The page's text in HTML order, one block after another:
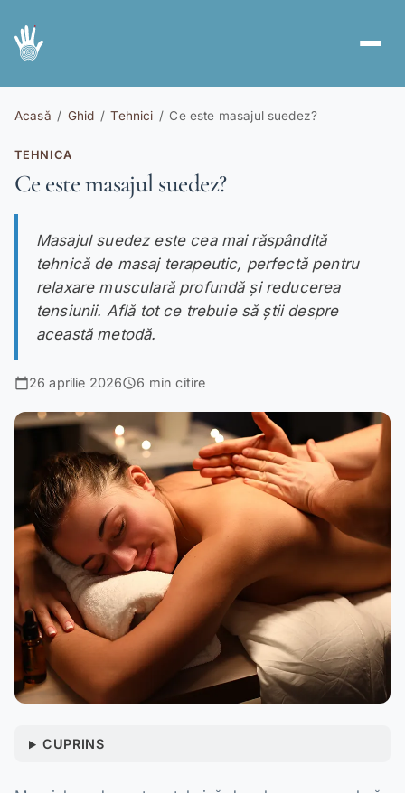
spa Servicii
card_giftcardAbonamente
redeemVoucher Cadou
Cont nou
Autentificare
Acasă / Ghid / Tehnici / Ce este masajul suedez?
TEHNICA
Ce este masajul suedez?
Masajul suedez este cea mai răspândită
tehnică de masaj terapeutic, perfectă pentru
relaxare musculară profundă și reducerea
tensiunii. Află tot ce trebuie să știi despre
această metodă.
calendar_today26 aprilie 2026schedule6 min citire
CUPRINS